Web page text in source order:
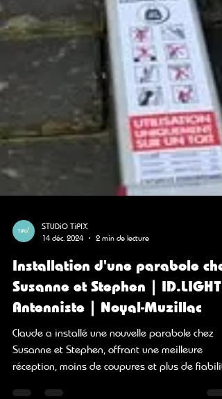
STUDiO TiPIX
14 déc. 2024
2 min de lecture
Installation d'une parabole
Susanne et Stephen | ID.LIGHT
Antenniste | Noyal-Muzillac
Claude a installé une nouvelle parabole chez